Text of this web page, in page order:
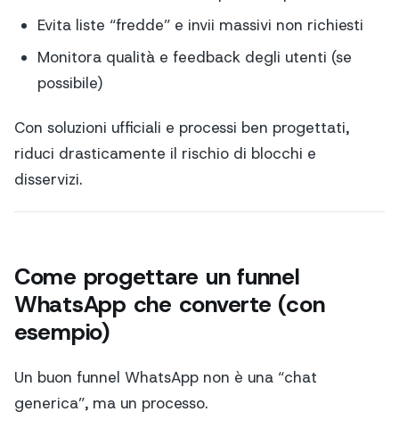
Evita liste “fredde” e invii massivi non richiesti
Monitora qualità e feedback degli utenti (se
possibile)
Con soluzioni ufficiali e processi ben progettati,
riduci drasticamente il rischio di blocchi e
disservizi.
Come progettare un funnel
WhatsApp che converte (con
esempio)
Un buon funnel WhatsApp non è una “chat
generica”, ma un processo.